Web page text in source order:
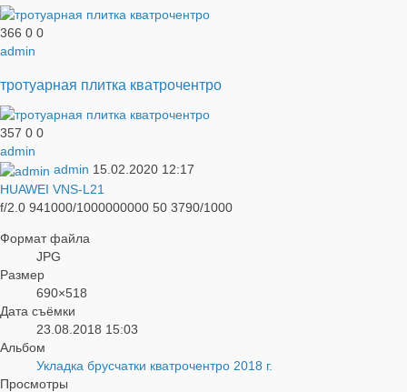
366 0 0
admin
тротуарная плитка кватрочентро
357 0 0
admin
admin 15.02.2020 12:17
HUAWEI VNS-L21
f/2.0 941000/1000000000 50 3790/1000
Формат файла
JPG
Размер
690×518
Дата съёмки
23.08.2018 15:03
Альбом
Укладка брусчатки кватрочентро 2018 г.
Просмотры